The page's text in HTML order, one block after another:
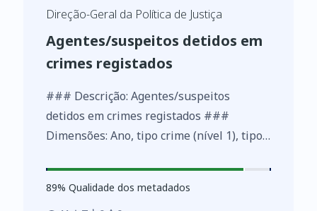
Direção-Geral da Política de Justiça
Agentes/suspeitos detidos em
crimes registados
### Descrição: Agentes/suspeitos
detidos em crimes registados ###
Dimensões: Ano, tipo crime (nível 1), tipo
Métricas: Número de intervenientes
89%
89% Qualidade dos metadados